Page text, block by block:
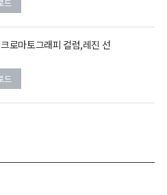
로마토그래피 컬럼,레진 선
드